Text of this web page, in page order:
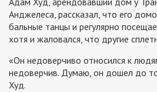
Анджелеса, рассказал, что его
бальные танцы и регулярно
хотя и жаловался, что другие
«Он недоверчиво относился к
недоверчив. Думаю, он дошел до
Худ.